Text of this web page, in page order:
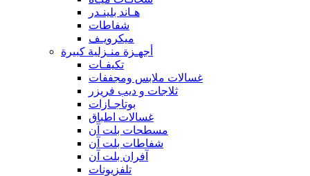
هـاند بلينـدر
شفاطات
ميكرويـف
أجهـزة منـزلية كبيرة
تكيفـات
غسالات ملابس ومجففات
ثلاجات و ديب فريزر
بوتاجـازات
غسالات اطباق
مسطحات بلت آن
شفاطات بلت آن
آفران بلت آن
تلفزيونات